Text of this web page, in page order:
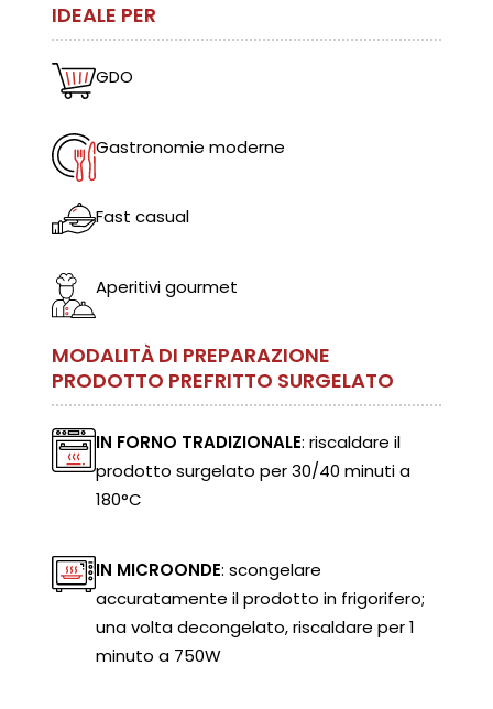
IDEALE PER
GDO
Gastronomie moderne
Fast casual
Aperitivi gourmet
MODALITÀ DI PREPARAZIONE
PRODOTTO PREFRITTO SURGELATO
IN FORNO TRADIZIONALE: riscaldare il
prodotto surgelato per 30/40 minuti a
180°C
IN MICROONDE: scongelare
accuratamente il prodotto in frigorifero;
una volta decongelato, riscaldare per 1
minuto a 750W